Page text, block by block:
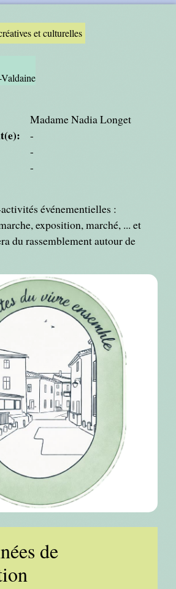
et culturelles
Madame Nadia Longet
-
-
-
événementielles :
exposition, marché, ... et
du rassemblement autour de
de